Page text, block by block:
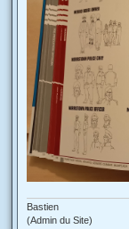
Bastien
(Admin du Site)